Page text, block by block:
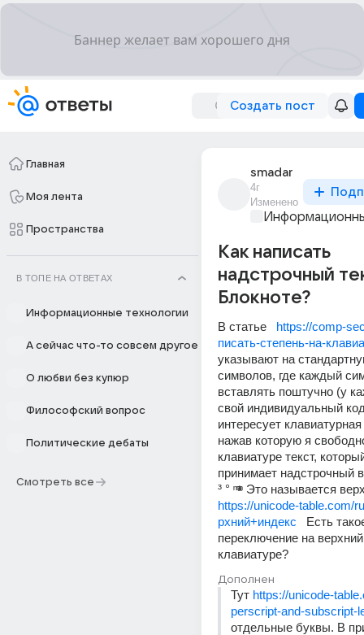
Создать пост
Главная
Моя лента
Пространства
В ТОПЕ НА ОТВЕТАХ
Информационные технологии
А сейчас что-то совсем другое
О любви без купюр
Философский вопрос
Политические дебаты
Смотреть все
smadar
4г
Изменено
Как написать
надстрочный
Блокноте?
В статье https://comp-
писать-степень-на-
указывают на
символов, где каждый
вставлять поштучно (у
свой индивидуальный
интересует
нажав которую я
клавиатуре текст,
принимает надстрочный
https://unicode-table.com/
рхний+индекс
Есть
переключение на
клавиатуре?
Дополнен
Тут https://unicode-
perscript-and-subscript-
отдельные буквы. В